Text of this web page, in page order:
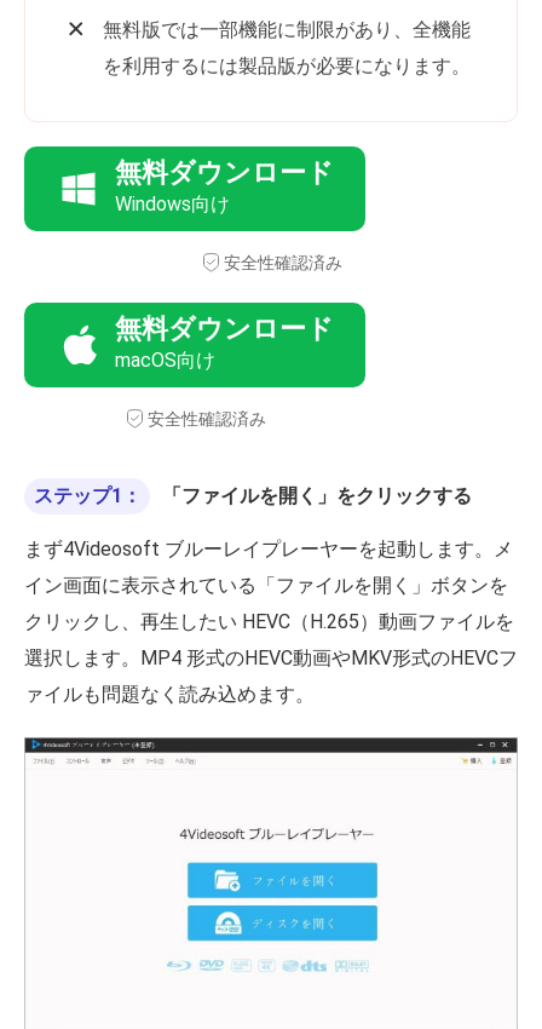
無料版では一部機能に制限があり、全機能
を利用するには製品版が必要になります。
無料ダウンロード
Windows向け
安全性確認済み
無料ダウンロード
macOS向け
安全性確認済み
ステップ1： 「ファイルを開く」をクリックする
まず4Videosoft ブルーレイプレーヤーを起動します。メ
イン画面に表示されている「ファイルを開く」ボタンを
クリックし、再生したい HEVC（H.265）動画ファイルを
選択します。MP4 形式のHEVC動画やMKV形式のHEVCフ
ァイルも問題なく読み込めます。